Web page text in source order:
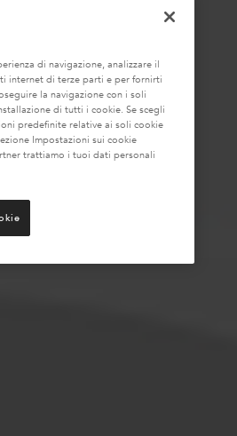
di navigazione, analizzare il
internet di terze parti e per fornirti
la navigazione con i soli
di tutti i cookie. Se scegli
predefinite relative ai soli cookie
Impostazioni sui cookie
trattiamo i tuoi dati personali